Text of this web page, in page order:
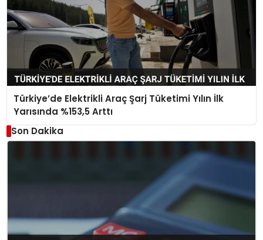
Türkiye’de Elektrikli Araç Şarj Tüketimi Yılın İlk
Yarısında %153,5 Arttı
Son Dakika